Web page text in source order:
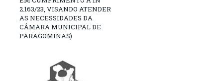
2.163/23, VISANDO ATENDER
AS NECESSIDADES DA
CÂMARA MUNICIPAL DE
PARAGOMINAS)